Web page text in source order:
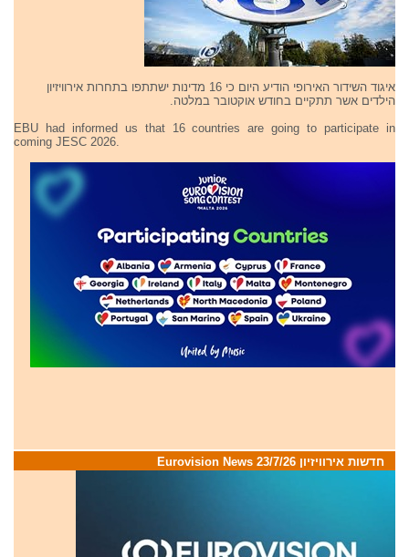
איגוד השידור האירופי הודיע היום כי 16 מדינות ישתתפו בתחרות אירוויזיון
הילדים אשר תתקיים בחודש אוקטובר במלטה.
EBU had informed us that 16 countries are going to participate in
coming JESC 2026.
חדשות אירוויזיון 23/7/26 Eurovision News